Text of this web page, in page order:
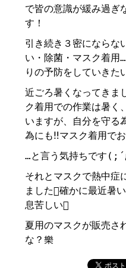
で皆の意識が緩み過ぎ
す！
引き続き３密にならな
い・除菌・マスク着用
りの予防をしていきた
近ごろ暑くなってきま
ク着用での作業は暑く
いますが、自分を守る
為にも‼️マスク着用で
…と言う気持ちです
それとマスクで熱中症
ました確かに最近暑
息苦しい
夏用のマスクが販売さ
な？樂